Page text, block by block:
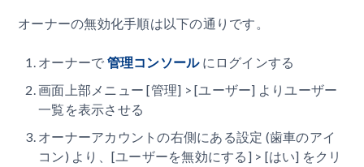
オーナーの無効化手順は以下の通りです。
オーナーで 管理コンソールにログインする
画面上部メニュー [管理] > [ユーザー] よりユーザー
一覧を表示させる
オーナーアカウントの右側にある設定 (歯車のアイ
コン) より、[ユーザーを無効にする] > [はい] をクリ